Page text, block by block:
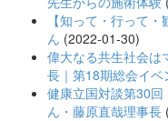
【知って・行って
ん (2022-01-30)
偉大なる共生社会は
長｜第18期総会イベ
健康立国対談第30回
ん・藤原直哉理事長